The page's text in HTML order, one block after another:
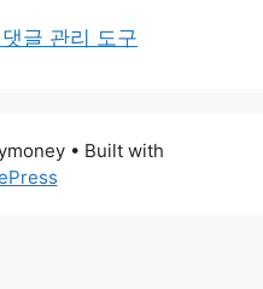
글 관리 도구
• Built with